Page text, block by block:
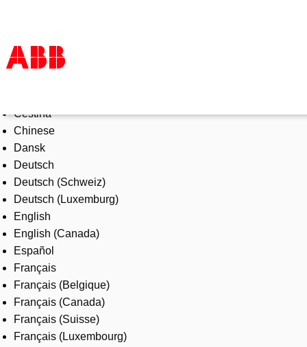
Products & Solutions
Industries
Services
About us
Where to buy
Contact us
Careers
Čeština
Chinese
Dansk
Deutsch
Deutsch (Schweiz)
Deutsch (Luxemburg)
English
English (Canada)
Español
Français
Français (Belgique)
Français (Canada)
Français (Suisse)
Français (Luxembourg)